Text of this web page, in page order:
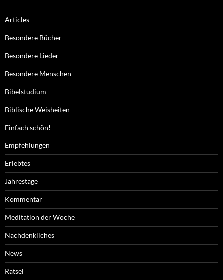
Articles
Besondere Bücher
Besondere Lieder
Besondere Menschen
Bibelstudium
Biblische Weisheiten
Einfach schön!
Empfehlungen
Erlebtes
Jahrestage
Kommentar
Meditation der Woche
Nachdenkliches
News
Rätsel